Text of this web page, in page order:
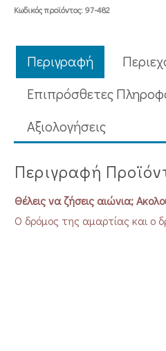
ΤΟΝ
Κωδικός προϊόντος:97-482
Περιγραφή
Επιπρόσθετες
Aξιολογήσεις
Περιγραφή
Θέλεις να ζήσεις αιώνια;
Ο δρόμος της αμαρτίας και ο